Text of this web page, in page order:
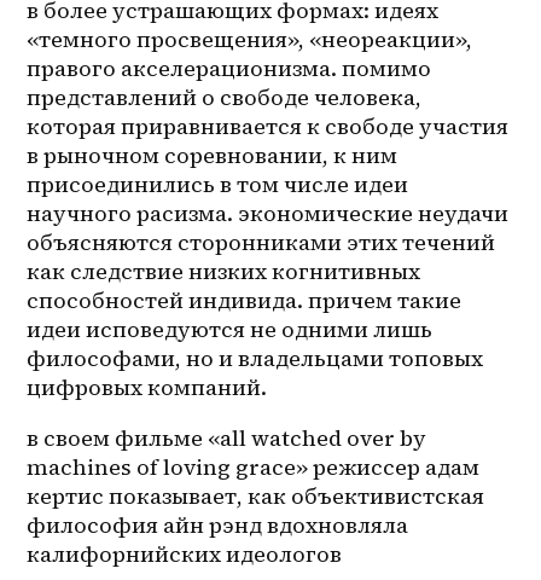
в более устрашающих формах: идеях
«темного просвещения», «неореакции»,
правого акселерационизма. помимо
представлений о свободе человека,
которая приравнивается к свободе участия
в рыночном соревновании, к ним
присоединились в том числе идеи
научного расизма. экономические неудачи
объясняются сторонниками этих течений
как следствие низких когнитивных
способностей индивида. причем такие
идеи исповедуются не одними лишь
философами, но и владельцами топовых
цифровых компаний.
в своем фильме «all watched over by
machines of loving grace» режиссер адам
кертис показывает, как объективистская
философия айн рэнд вдохновляла
калифорнийских идеологов